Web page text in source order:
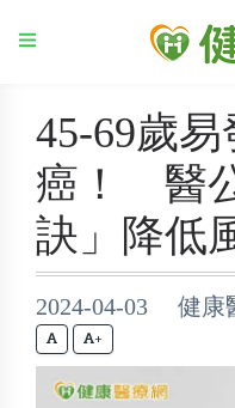
45-69歲
癌！ 醫
訣」降低
2024-04-03 健康
+